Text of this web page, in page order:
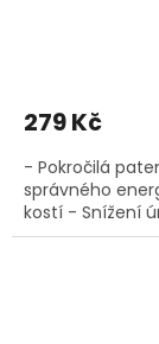
279 Kč
- Pokročilá
správného
kostí - Snížení